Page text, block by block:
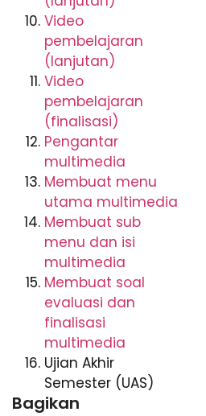
Video
pembelajaran
(lanjutan)
Video
pembelajaran
(finalisasi)
Pengantar
multimedia
Membuat menu
utama multimedia
Membuat sub
menu dan isi
multimedia
Membuat soal
evaluasi dan
finalisasi
multimedia
Ujian Akhir
Semester (UAS)
Bagikan